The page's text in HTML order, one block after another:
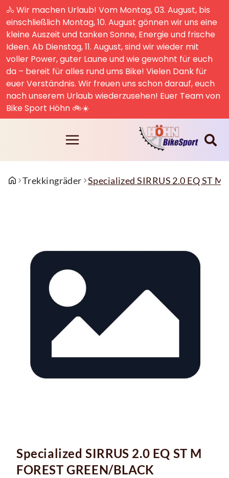
🚴 Wir machen Urlaub! Vom Montag, 03. August, bis
einschließlich Montag, 10. August gönnen wir uns eine
kleine Auszeit und tanken Sonne, Energie und frische
Ideen. Ab Dienstag, 11. August, sind wir wieder mit
voller Power, guter Laune und wie gewohnt für euch
da – bereit für alles rund ums Bike! Vielen Dank für
euer Verständnis. Wir freuen uns schon darauf, euch
nach unserem Urlaub wiederzusehen! Euer Team von
Bike Sport Höhn 🚲☀️
Trekkingräder Specialized SIRRUS 2.0 EQ ST M
Specialized SIRRUS 2.0 EQ ST M
FOREST GREEN/BLACK